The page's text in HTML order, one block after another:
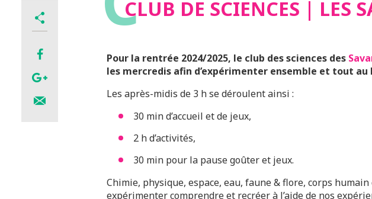
CLUB DE SCIENCES | LES
Pour la rentrée 2024/2025, le club des sciences des
les mercredis afin d’expérimenter ensemble et tout
Les après-midis de 3 h se déroulent ainsi :
30 min d’accueil et de jeux,
2 h d’activités,
30 min pour la pause goûter et jeux.
Chimie, physique, espace, eau, faune & flore, corps
expérimenter comprendre et recréer à l’aide de nos